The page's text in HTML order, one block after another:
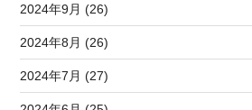
2024年9月 (26)
2024年8月 (26)
2024年7月 (27)